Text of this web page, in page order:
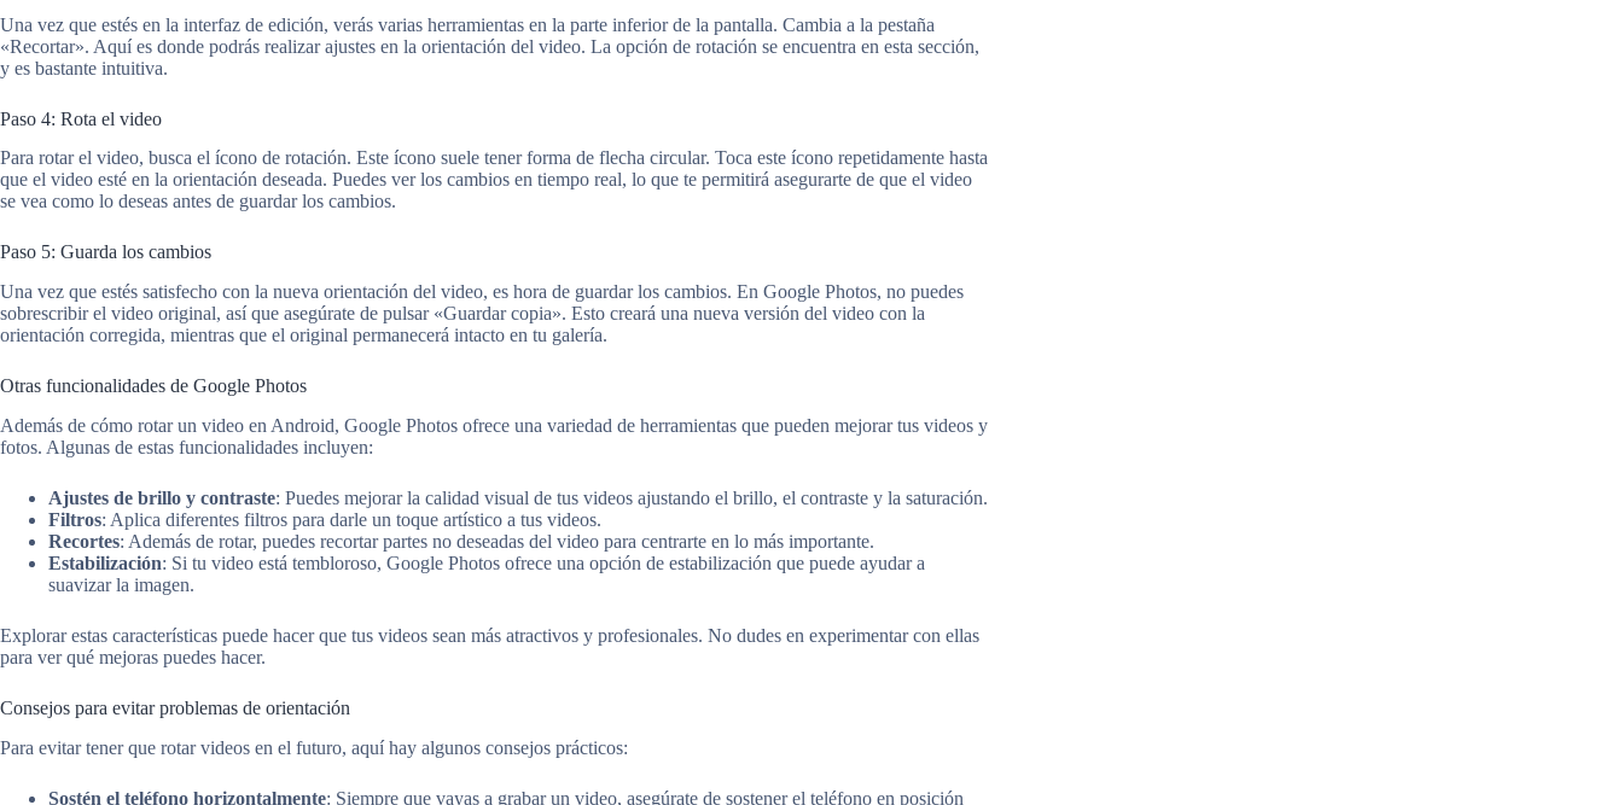
Una vez que estés en la interfaz de edición, verás varias herramientas en la parte inferior de la pantalla. Cambia a la pestaña
«Recortar». Aquí es donde podrás realizar ajustes en la orientación del video. La opción de rotación se encuentra en esta sección,
y es bastante intuitiva.
Paso 4: Rota el video
Para rotar el video, busca el ícono de rotación. Este ícono suele tener forma de flecha circular. Toca este ícono repetidamente hasta
que el video esté en la orientación deseada. Puedes ver los cambios en tiempo real, lo que te permitirá asegurarte de que el video
se vea como lo deseas antes de guardar los cambios.
Paso 5: Guarda los cambios
Una vez que estés satisfecho con la nueva orientación del video, es hora de guardar los cambios. En Google Photos, no puedes
sobrescribir el video original, así que asegúrate de pulsar «Guardar copia». Esto creará una nueva versión del video con la
orientación corregida, mientras que el original permanecerá intacto en tu galería.
Otras funcionalidades de Google Photos
Además de cómo rotar un video en Android, Google Photos ofrece una variedad de herramientas que pueden mejorar tus videos y
fotos. Algunas de estas funcionalidades incluyen:
Ajustes de brillo y contraste: Puedes mejorar la calidad visual de tus videos ajustando el brillo, el contraste y la saturación.
Filtros: Aplica diferentes filtros para darle un toque artístico a tus videos.
Recortes: Además de rotar, puedes recortar partes no deseadas del video para centrarte en lo más importante.
Estabilización: Si tu video está tembloroso, Google Photos ofrece una opción de estabilización que puede ayudar a
suavizar la imagen.
Explorar estas características puede hacer que tus videos sean más atractivos y profesionales. No dudes en experimentar con ellas
para ver qué mejoras puedes hacer.
Consejos para evitar problemas de orientación
Para evitar tener que rotar videos en el futuro, aquí hay algunos consejos prácticos:
Sostén el teléfono horizontalmente: Siempre que vayas a grabar un video, asegúrate de sostener el teléfono en posición